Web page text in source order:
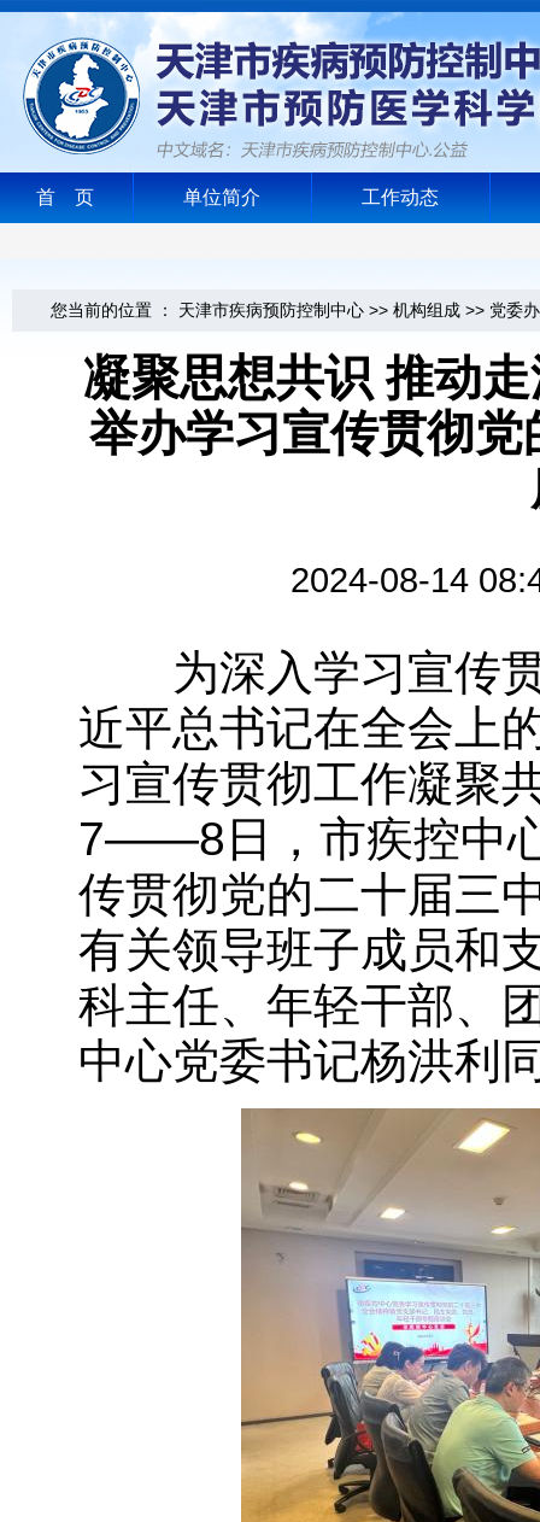
首 页 单位简介 工作动态
您当前的位置 ： 天津市疾病预防控制中心 >> 机构组成 >> 党委
凝聚思想共识 推动
举办学习宣传贯彻
2024-08-14
为深入学习宣传贯
近平总书记在全会上
习宣传贯彻工作凝聚
7——8日，市疾控中
传贯彻党的二十届三
有关领导班子成员和
科主任、年轻干部、
中心党委书记杨洪利